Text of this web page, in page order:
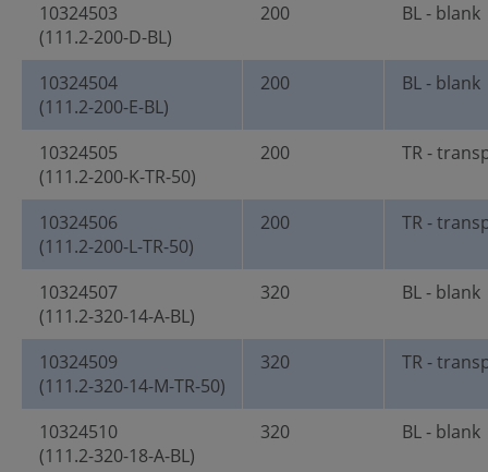
10324503
(111.2-200-D-BL)
200 BL - blank
10324504
(111.2-200-E-BL)
200 BL - blank
10324505
(111.2-200-K-TR-50)
200 TR -
10324506
(111.2-200-L-TR-50)
200 TR -
10324507
(111.2-320-14-A-BL)
320 BL - blank
10324509
(111.2-320-14-M-TR-50)
320 TR -
10324510
(111.2-320-18-A-BL)
320 BL - blank